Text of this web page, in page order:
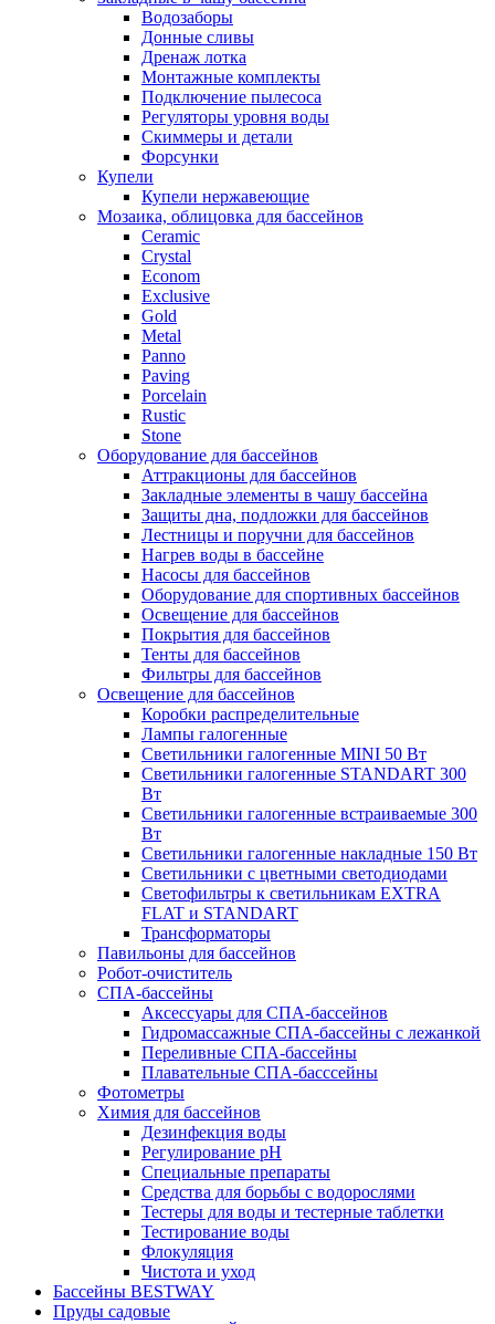
Водозаборы
Донные сливы
Дренаж лотка
Монтажные комплекты
Подключение пылесоса
Регуляторы уровня воды
Скиммеры и детали
Форсунки
Купели
Купели нержавеющие
Мозаика, облицовка для бассейнов
Ceramic
Crystal
Econom
Exclusive
Gold
Metal
Panno
Paving
Porcelain
Rustic
Stone
Оборудование для бассейнов
Аттракционы для бассейнов
Закладные элементы в чашу бассейна
Защиты дна, подложки для бассейнов
Лестницы и поручни для бассейнов
Нагрев воды в бассейне
Насосы для бассейнов
Оборудование для спортивных бассейнов
Освещение для бассейнов
Покрытия для бассейнов
Тенты для бассейнов
Фильтры для бассейнов
Освещение для бассейнов
Коробки распределительные
Лампы галогенные
Светильники галогенные MINI 50 Вт
Светильники галогенные STANDART 300
Вт
Светильники галогенные встраиваемые 300
Вт
Светильники галогенные накладные 150 Вт
Светильники с цветными светодиодами
Светофильтры к светильникам EXTRA
FLAT и STANDART
Трансформаторы
Павильоны для бассейнов
Робот-очиститель
СПА-бассейны
Аксессуары для СПА-бассейнов
Гидромассажные СПА-бассейны с лежанкой
Переливные СПА-бассейны
Плавательные СПА-басссейны
Фотометры
Химия для бассейнов
Дезинфекция воды
Регулирование pH
Специальные препараты
Средства для борьбы с водорослями
Тестеры для воды и тестерные таблетки
Тестирование воды
Флокуляция
Чистота и уход
Бассейны BESTWAY
Пруды садовые